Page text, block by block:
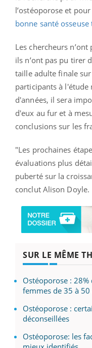
l’ostéoporose et
bonne santé
Les chercheurs
ils n’ont pas pu tirer
taille adulte finale
participants à
d'années, il sera
d'eux au fur et à
conclusions sur les
"Les prochaines
évaluations plus
puberté sur la
conclut Alison Doyle.
SUR LE MÊME
Ostéoporose :
femmes de 35 à
Ostéoporose :
déconseillées
Ostéoporose: les